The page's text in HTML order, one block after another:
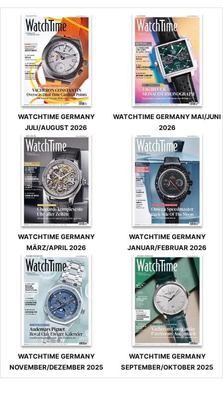
WATCHTIME GERMANY
JULI/AUGUST 2026
WATCHTIME GERMANY MAI/JUNI
2026
WATCHTIME GERMANY
MÄRZ/APRIL 2026
WATCHTIME GERMANY
JANUAR/FEBRUAR 2026
WATCHTIME GERMANY
NOVEMBER/DEZEMBER 2025
WATCHTIME GERMANY
SEPTEMBER/OKTOBER 2025